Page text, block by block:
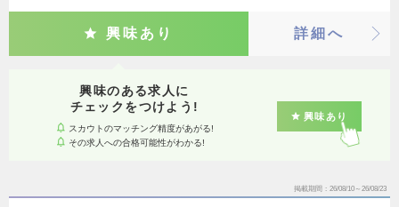
興味あり 詳細へ
興味のある求人に
チェックをつけよう!
スカウトのマッチング精度があがる!
その求人への合格可能性がわかる!
興味あり
掲載期間 26/08/10～26/08/23